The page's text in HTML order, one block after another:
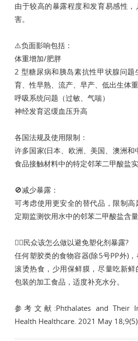
由于较高的暴露程度和发育易感性
害。
⚠️负面影响包括：
体重增加/肥胖
2 型糖尿病和胰岛素抗性甲状腺问
育、性早熟、流产、早产、低出生体重
呼吸系统问题（过敏、气喘）
神经发育迟缓血压升高
各国法规及使用限制：
许多国家(日本、欧洲、美国、澳洲和
食品接触材料中的特定邻苯二甲酸盐实
🚫减少暴露：
可考虑使用更安全的替代品，限制
定期监测饮用水中的邻苯二甲酸盐含量
🤷‍♂️民众该怎么做以避免塑化剂暴露?
任何塑胶类的食物容器(除5号PP外)
滚烫热食，少用保鲜膜，尽量吃新
包装的加工食品，适度补充水分。
参考文献:Phthalates and Their
Health Healthcare. 2021 May